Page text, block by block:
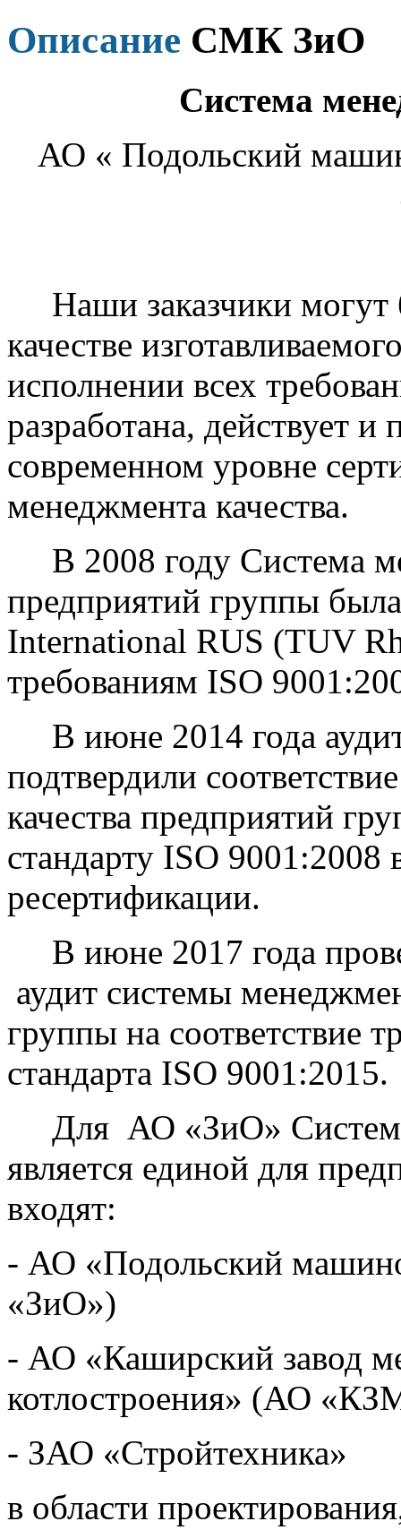
Описание СМК ЗиО
Система
АО « Подольский
Наши заказчики могут
качестве
исполнении всех
разработана, действует и
современном уровне
менеджмента качества.
В 2008 году Система
предприятий группы
International RUS (TUV
требованиям ISO
В июне 2014 года
подтвердили
качества предприятий
стандарту ISO 9001:2008
ресертификации.
В июне 2017 года
аудит системы
группы на соответствие
стандарта ISO 9001:2015.
Для АО «ЗиО» Система
является единой для
входят:
- АО «Подольский
«ЗиО»)
- АО «Каширский завод
котлостроения» (АО
- ЗАО «Стройтехника»
в области